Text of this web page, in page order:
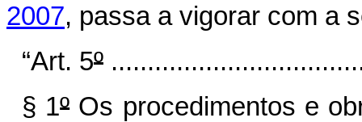
2007, passa a vigorar com a
“Art. 5º
§ 1ºOs procedimentos e